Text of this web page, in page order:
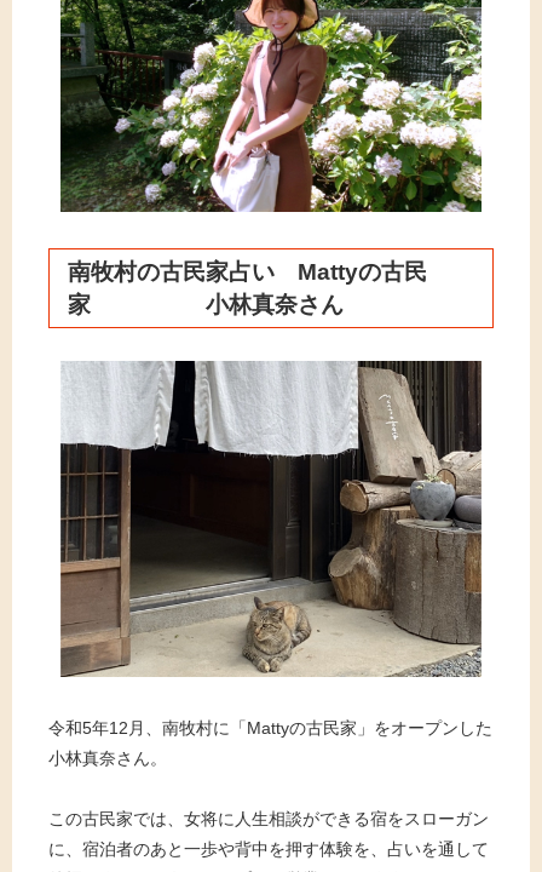
南牧村の古民家占い Mattyの古民
家 小林真奈さん
令和5年12月、南牧村に「Mattyの古民家」をオープンした
小林真奈さん。
この古民家では、女将に人生相談ができる宿をスローガン
に、宿泊者のあと一歩や背中を押す体験を、占いを通して